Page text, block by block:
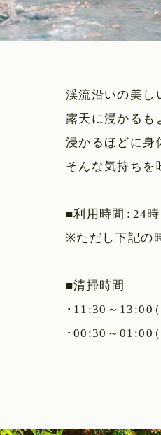
渓流沿いの美し
露天に浸かるも
浸かるほどに
そんな気持ちを
■利用時間 ：24時
※ただし下記の
■清掃時間
・11:30～13:00（
・00:30～01:00（